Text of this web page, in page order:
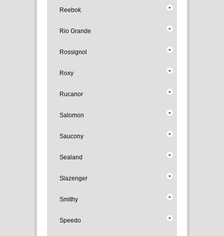
Reebok
Rio Grande
Rossignol
Roxy
Rucanor
Salomon
Saucony
Sealand
Slazenger
Smithy
Speedo